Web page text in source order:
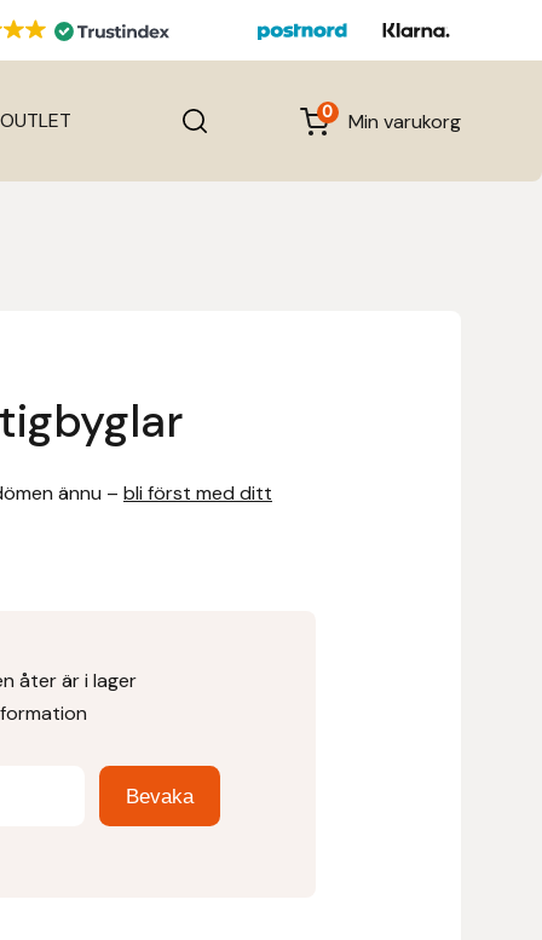
OUTLET Min varukorg
0
ännu – bli först med ditt
åter är i lager